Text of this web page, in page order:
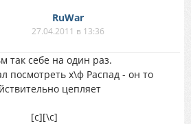
RuWar
27.04.2011 в 13:36
так себе на один раз.
посмотреть х\ф Распад - он то
цепляет
[c][\c]